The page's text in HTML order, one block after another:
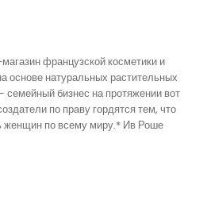
французской косметики и
основе натуральных растительных
семейный бизнес на протяжении вот
по праву гордятся тем, что
женщин по всему миру.* Ив Роше